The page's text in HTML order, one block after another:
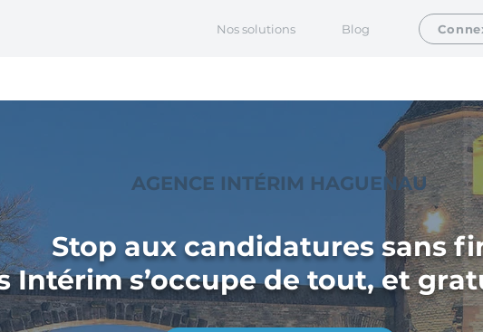
Nos solutions Blog
AGENCE INTÉRIM HAGUENAU
Stop aux candidatures sans
Intérim s’occupe de tout, et